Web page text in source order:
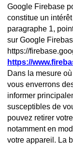
Google Firebase
constitue un
paragraphe 1,
sur Google
https://
https://
Dans la mesure
vous enverrons
informer
susceptibles de
pouvez retirer
notamment en
votre appareil. La